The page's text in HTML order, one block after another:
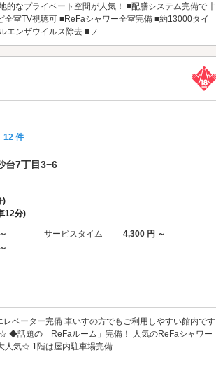
的なプライベート空間が人気！ ■配膳システム完備で非
室TV視聴可 ■ReFaシャワー全室完備 ■約13000タイ
エンザウイルス除去 ■フ...
12 件
台7丁目3−6
)
12分)
サービスタイム
4,300 円 ～
ベーター完備 車いすの方でもご利用しやすい館内です
◆話題の「ReFaルーム」完備！ 人気のReFaシャワー
気☆ 1階は屋内駐車場完備...